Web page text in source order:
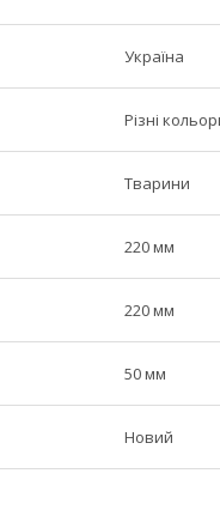
Україна
Різні
Тварини
220 мм
220 мм
50 мм
Новий